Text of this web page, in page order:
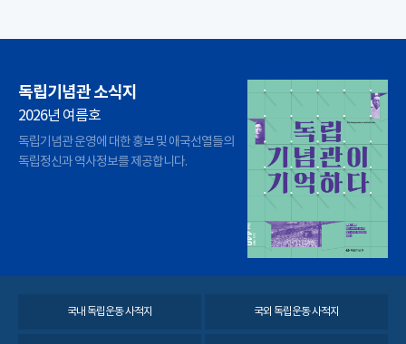
독립기념관 소식지
2026년 여름호
독립기념관 운영에 대한 홍보 및 애국선열들의
독립정신과 역사정보를 제공합니다.
국내 독립운동 사적지 국외 독립운동 사적지